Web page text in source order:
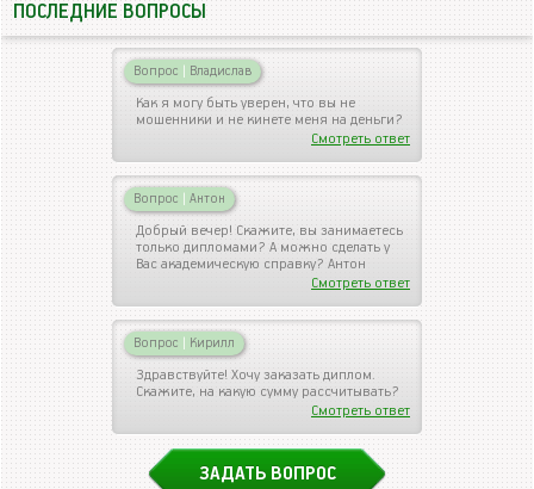
ПОСЛЕДНИЕ ВОПРОСЫ
Вопрос | Владислав
Как я могу быть уверен, что вы не
мошенники и не кинете меня на деньги?
Смотреть ответ
Вопрос | Антон
Добрый вечер! Скажите, вы занимаетесь
только дипломами? А можно сделать у
Вас академическую справку? Антон
Смотреть ответ
Вопрос | Кирилл
Здравствуйте! Хочу заказать диплом.
Скажите, на какую сумму рассчитывать?
Смотреть ответ
ЗАДАТЬ ВОПРОС